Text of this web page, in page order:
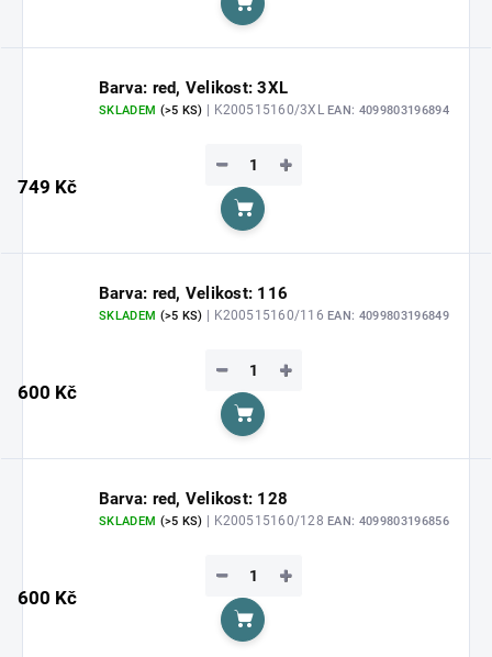
Do košíku
Barva: red, Velikost: 3XL
SKLADEM (>5 KS) | K200515160/3XLEAN: 4099803196894
749 Kč
+
−
Do košíku
Barva: red, Velikost: 116
SKLADEM (>5 KS) | K200515160/116EAN: 4099803196849
600 Kč
+
−
Do košíku
Barva: red, Velikost: 128
SKLADEM (>5 KS) | K200515160/128EAN: 4099803196856
600 Kč
+
−
Do košíku